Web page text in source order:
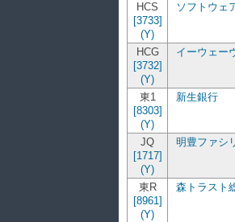
HCS
[3733]
(Y)
ソフトウェ
HCG
[3732]
(Y)
イーウェー
東1
[8303]
(Y)
新生銀行
JQ
[1717]
(Y)
明豊ファシ
東R
[8961]
(Y)
森トラスト